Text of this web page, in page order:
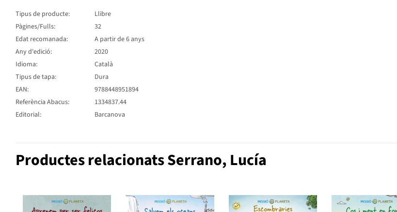
Tipus de producte:
Llibre
Pàgines/Fulls:
32
Edat recomanada:
A partir de 6 anys
Any d'edició:
2020
Idioma:
Català
Tipus de tapa:
Dura
EAN:
9788448951894
Referència Abacus:
1334837.44
Editorial:
Barcanova
Productes relacionats Serrano, Lucía